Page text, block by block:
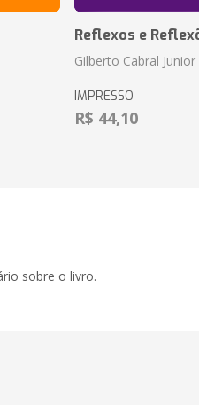
Reflexos e
Gilberto Cabral Junior
IMPRESSO
R$ 44,10
sobre o livro.